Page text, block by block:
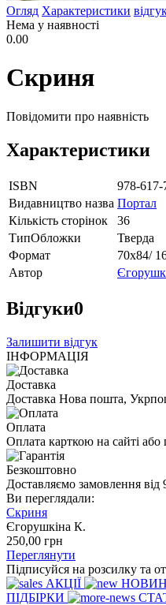
Огляд Характеристики
Нема у наявності
0.00
Скриня
Повідомити про наявність
Характеристики
ISBN
978-617-
Видавництво назва Портал
Кількість сторінок
36
ТипОбложки
Тверда
Формат
70х84/
Автор
Відгуки0
Залишити відгук
ІНФОРМАЦІЯ
Доставка
Доставка Нова пошта,
Оплата
Оплата карткою на сайті
Безкоштовно
Доставляємо замовлення від
Ви переглядали:
Скриня
Єгорушкіна К.
250,00 грн
Переглянути
Підписуйся на розсилку та
АКЦІЇ
ПІДБІРКИ